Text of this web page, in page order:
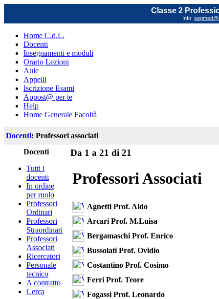
Classe 2
Info:
Home C.d.L.
Docenti
Insegnamenti e moduli
Orario Lezioni
Aule
Appelli
Iscrizione Esami
Appost@ per te
Help
Home Generale Facoltà
Docenti: Professori associati
Docenti
Tutti i
docenti
In ordine
per ruolo
Professori
Ordinari
Professori
Straordinari
Professori
Associati
Ricercatori
Personale
tecnico
A contratto
Cerca
Da 1 a 21 di 21
Professori Associati
Agnetti Prof. Aldo
Arcari Prof. M.Luisa
Bergamaschi Prof. Enrico
Bussolati Prof. Ovidio
Costantino Prof. Cosimo
Ferri Prof. Teore
Fogassi Prof. Leonardo